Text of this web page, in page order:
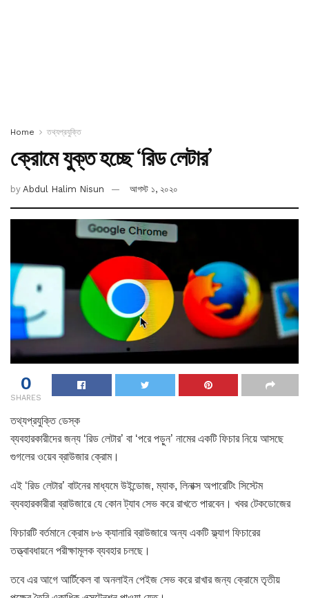
Home তথ্যপ্রযুক্তি
ক্রোমে যুক্ত হচ্ছে ‘রিড লেটার’
by Abdul Halim Nisun আগস্ট ১, ২০২০
0
SHARES
তথ্যপ্রযুক্তি ডেস্ক
ব্যবহারকারীদের জন্য ‘রিড লেটার’ বা ‘পরে পড়ুন’ নামের একটি ফিচার নিয়ে আসছে
গুগলের ওয়েব ব্রাউজার ক্রোম।
এই ‘রিড লেটার’ বাটনের মাধ্যমে উইন্ডোজ, ম্যাক, লিনাক্স অপারেটিং সিস্টেম
ব্যবহারকারীরা ব্রাউজারে যে কোন ট্যাব সেভ করে রাখতে পারবেন। খবর টেকডোজের
ফিচারটি বর্তমানে ক্রোম ৮৬ ক্যানারি ব্রাউজারে অন্য একটি ফ্ল্যাগ ফিচারের
তত্ত্বাবধায়নে পরীক্ষামূলক ব্যবহার চলছে।
তবে এর আগে আর্টিকেল বা অনলাইন পেইজ সেভ করে রাখার জন্য ক্রোমে তৃতীয়